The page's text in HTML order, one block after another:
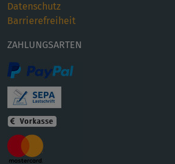
Datenschutz
Barrierefreiheit
ZAHLUNGSARTEN